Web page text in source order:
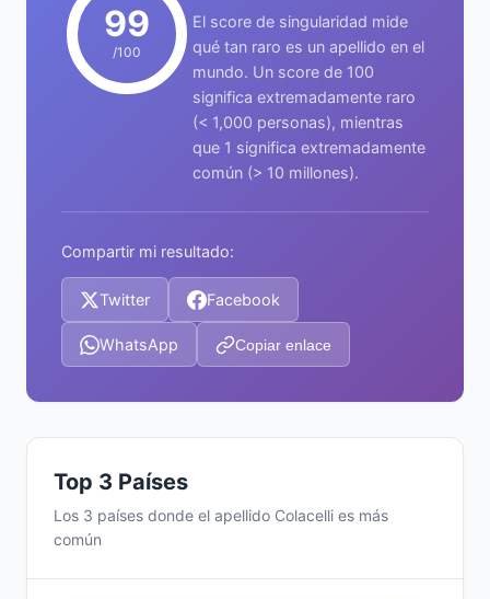
99
/100
El score de singularidad mide
qué tan raro es un apellido en el
mundo. Un score de 100
significa extremadamente raro
(< 1,000 personas), mientras
que 1 significa extremadamente
común (> 10 millones).
Compartir mi resultado:
Twitter Facebook
WhatsApp Copiar enlace
Top 3 Países
Los 3 países donde el apellido Colacelli es más
común